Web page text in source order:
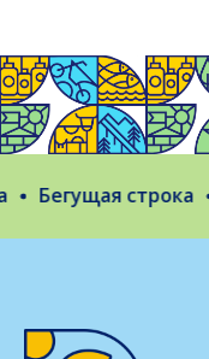
Бегущая строка